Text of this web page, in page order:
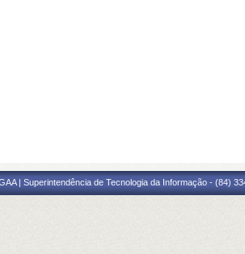
| Superintendência de Tecnologia da Informação - (84)